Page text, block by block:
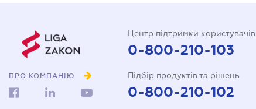
ПРО КОМПАНІЮ
Центр підтримки користувачів
0-800-210-103
Підбір продуктів та рішень
0-800-210-102